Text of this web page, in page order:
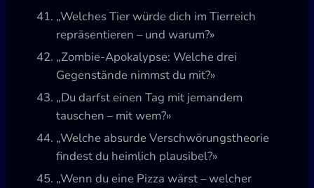
„Welches Tier würde dich im Tierreich
repräsentieren – und warum?»
„Zombie-Apokalypse: Welche drei
Gegenstände nimmst du mit?»
„Du darfst einen Tag mit jemandem
tauschen – mit wem?»
„Welche absurde Verschwörungstheorie
findest du heimlich plausibel?»
„Wenn du eine Pizza wärst – welcher